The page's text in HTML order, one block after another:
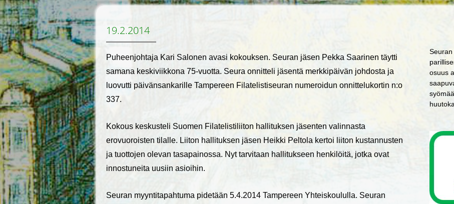
19.2.2014
Puheenjohtaja Kari Salonen avasi kokouksen. Seuran jäsen Pekka Saarinen täytti
samana keskiviikkona 75-vuotta. Seura onnitteli jäsentä merkkipäivän johdosta ja
luovutti päivänsankarille Tampereen Filatelistiseuran numeroidun onnittelukortin n:o
337.
Kokous keskusteli Suomen Filatelistiliiton hallituksen jäsenten valinnasta
erovuoroisten tilalle. Liiton hallituksen jäsen Heikki Peltola kertoi liiton kustannusten
ja tuottojen olevan tasapainossa. Nyt tarvitaan hallitukseen henkilöitä, jotka ovat
innostuneita uusiin asioihin.
Seuran myyntitapahtuma pidetään 5.4.2014 Tampereen Yhteiskoululla. Seuran
osuus